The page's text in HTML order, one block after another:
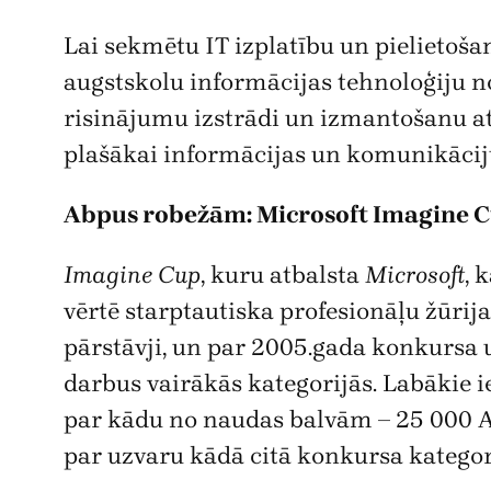
Lai sekmētu IT izplatību un
augstskolu informācijas tehnoloģiju
risinājumu izstrādi un izmantošanu
plašākai informācijas un
Abpus robežām: Microsoft Imagine
Imagine Cup, kuru atbalstaMicrosoft,
vērtē starptautiska profesionāļu
pārstāvji, un par 2005.gada
darbus vairākās kategorijās.
par kādu no naudas balvām – 25 000
par uzvaru kādā citā konkursa